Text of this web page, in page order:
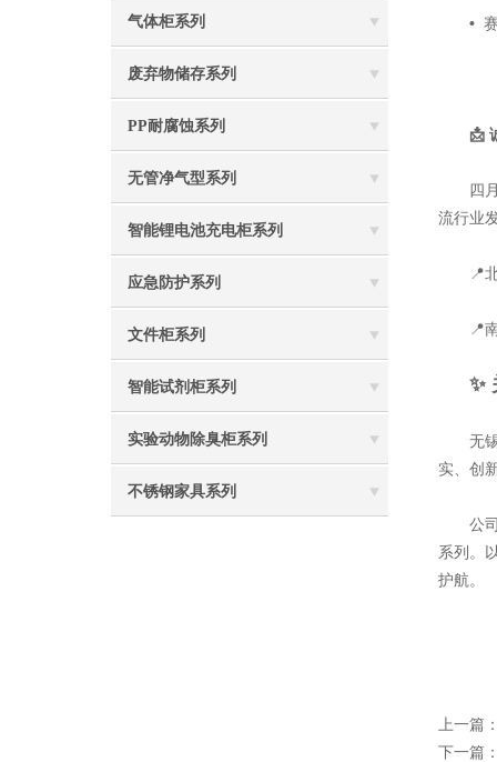
气体柜系列
废弃物储存系列
PP耐腐蚀系列
无管净气型系列
智能锂电池充电柜系列
应急防护系列
文件柜系列
智能试剂柜系列
实验动物除臭柜系列
不锈钢家具系列
•
📩
四月
流行业
📍北
📍南
✨
无锡
实、创
公司
系列。
护航。
上一篇
下一篇